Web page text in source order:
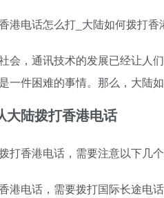
港电话怎么打_大陆如何拨打香
会，通讯技术的发展已经让人
一件困难的事情。那么，大陆
大陆拨打香港电话
打香港电话，需要注意以下几个
港电话，需要拨打国际长途电